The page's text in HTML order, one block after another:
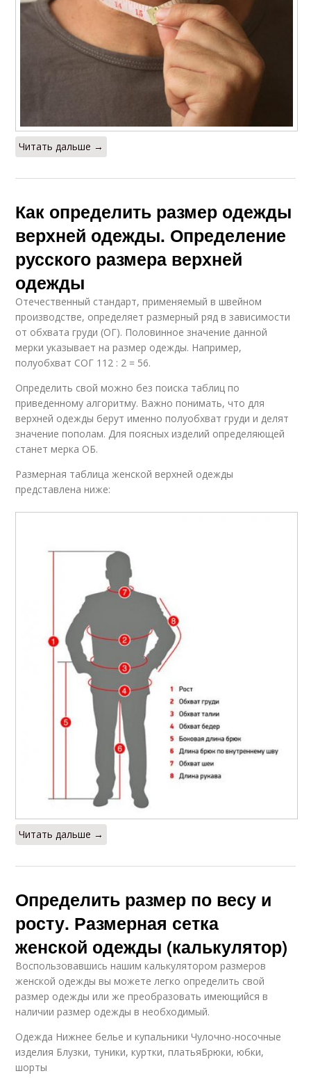
Читать дальше →
Как определить размер одежды
верхней одежды. Определение
русского размера верхней
одежды
Отечественный стандарт, применяемый в швейном
производстве, определяет размерный ряд в зависимости
от обхвата груди (ОГ). Половинное значение данной
мерки указывает на размер одежды. Например,
полуобхват СОГ 112 : 2 = 56.
Определить свой можно без поиска таблиц по
приведенному алгоритму. Важно понимать, что для
верхней одежды берут именно полуобхват груди и делят
значение пополам. Для поясных изделий определяющей
станет мерка ОБ.
Размерная таблица женской верхней одежды
представлена ниже:
Читать дальше →
Определить размер по весу и
росту. Размерная сетка
женской одежды (калькулятор)
Воспользовавшись нашим калькулятором размеров
женской одежды вы можете легко определить свой
размер одежды или же преобразовать имеющийся в
наличии размер одежды в необходимый.
Одежда Нижнее белье и купальники Чулочно-носочные
изделия Блузки, туники, куртки, платьяБрюки, юбки,
шорты